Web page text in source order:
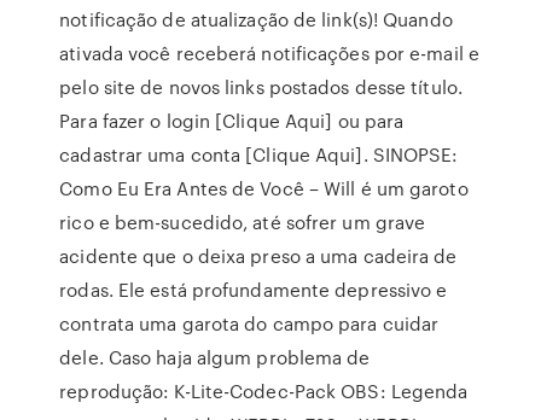
notificação de atualização de link(s)! Quando
ativada você receberá notificações por e-mail e
pelo site de novos links postados desse título.
Para fazer o login [Clique Aqui] ou para
cadastrar uma conta [Clique Aqui]. SINOPSE:
Como Eu Era Antes de Você – Will é um garoto
rico e bem-sucedido, até sofrer um grave
acidente que o deixa preso a uma cadeira de
rodas. Ele está profundamente depressivo e
contrata uma garota do campo para cuidar
dele. Caso haja algum problema de
reprodução: K-Lite-Codec-Pack OBS: Legenda